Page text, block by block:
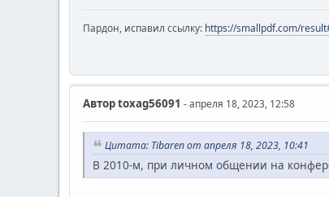
Пардон, испавил ссылку: https://smallpdf.com/
Авторtoxag56091 - апреля 18, 2023, 12:58
Цитата: Tibaren от апреля 18, 2023, 10:41
В 2010-м, при личном общении на